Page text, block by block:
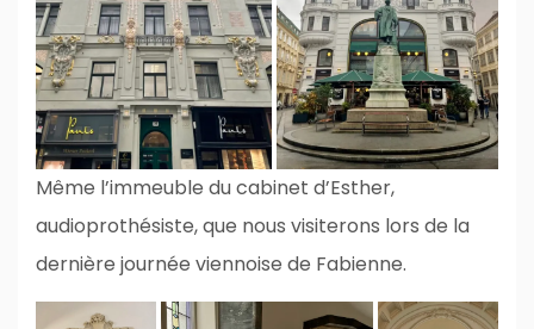
Même l’immeuble du cabinet d’Esther,
audioprothésiste, que nous visiterons lors de la
dernière journée viennoise de Fabienne.